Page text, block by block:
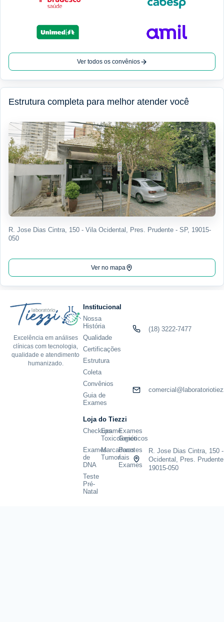
Ver todos os convênios
Estrutura completa para melhor atender você
R. Jose Dias Cintra, 150 - Vila Ocidental, Pres. Prudente - SP, 19015-
050
Ver no mapa
Excelência em análises
clínicas com tecnologia,
qualidade e atendimento
humanizado.
Institucional
Nossa
História
Qualidade
Certificações
Estrutura
Coleta
Convênios
Guia de
Exames
Loja do Tiezzi
CheckupsExame
Toxicologico
Exames
Genéticos
Exames
de
DNA
Marcadores
Tumoriais
Pacotes
/
Exames
Teste
Pré-
Natal
(18) 3222-7477
R. Jose Dias Cintra, 150
Ocidental, Pres.
19015-050